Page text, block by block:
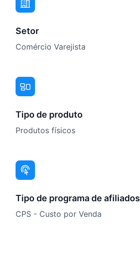
Setor
Comércio Varejista
Tipo de produto
Produtos físicos
Tipo de programa de afiliados
CPS - Custo por Venda